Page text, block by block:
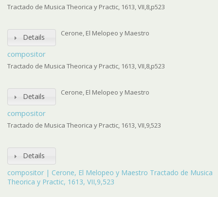
Tractado de Musica Theorica y Practic, 1613, VII,8,p523
Details
compositor
Cerone, El Melopeo y Maestro
Tractado de Musica Theorica y Practic, 1613, VII,8,p523
Details
compositor
Cerone, El Melopeo y Maestro
Tractado de Musica Theorica y Practic, 1613, VII,9,523
Details
compositor | Cerone, El Melopeo y Maestro Tractado de Musica
Theorica y Practic, 1613, VII,9,523